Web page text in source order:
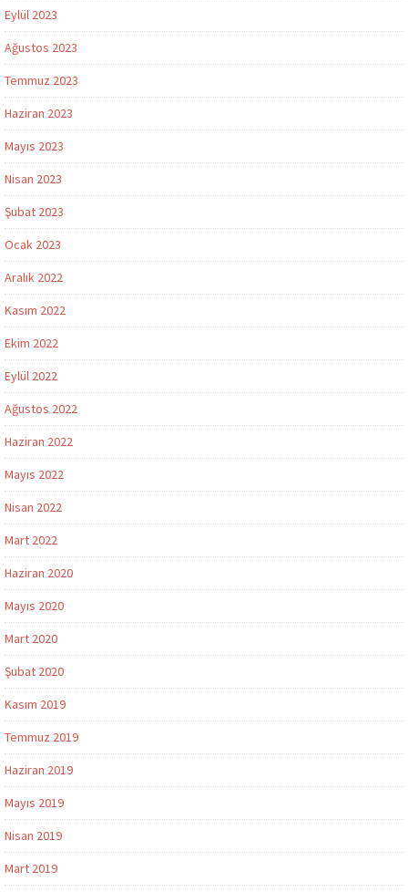
Eylül 2023
Ağustos 2023
Temmuz 2023
Haziran 2023
Mayıs 2023
Nisan 2023
Şubat 2023
Ocak 2023
Aralık 2022
Kasım 2022
Ekim 2022
Eylül 2022
Ağustos 2022
Haziran 2022
Mayıs 2022
Nisan 2022
Mart 2022
Haziran 2020
Mayıs 2020
Mart 2020
Şubat 2020
Kasım 2019
Temmuz 2019
Haziran 2019
Mayıs 2019
Nisan 2019
Mart 2019